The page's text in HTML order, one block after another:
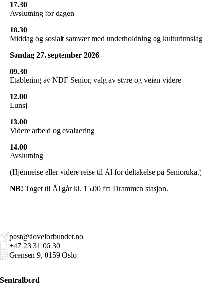
17.30
Avslutning for dagen
18.30
Middag og sosialt samvær med underholdning og kulturinnslag
Søndag 27. september 2026
09.30
Etablering av NDF Senior, valg av styre og veien videre
12.00
Lunsj
13.00
Videre arbeid og evaluering
14.00
Avslutning
(Hjemreise eller videre reise til Ål for deltakelse på Senioruka.)
NB! Toget til Ål går kl. 15.00 fra Drammen stasjon.
post@doveforbundet.no
+47 23 31 06 30
Grensen 9, 0159 Oslo
Sentralbord